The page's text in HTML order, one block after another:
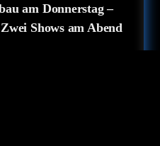
am Donnerstag –
Shows am Abend